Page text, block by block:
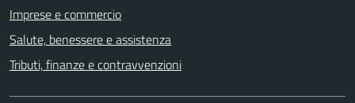
Imprese e commercio
Salute, benessere e assistenza
Tributi, finanze e contravvenzioni